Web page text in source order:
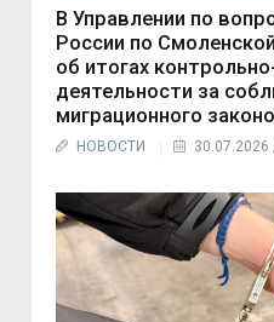
В Управлении по
России по
об итогах
деятельности за
миграционного
НОВОСТИ 30.07.2026